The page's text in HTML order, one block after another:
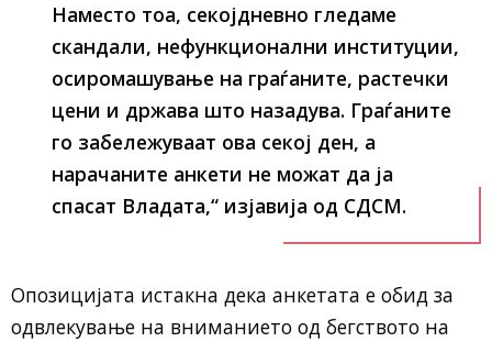
Наместо тоа, секојдневно гледаме
скандали, нефункционални институции,
осиромашување на граѓаните, растечки
цени и држава што назадува. Граѓаните
го забележуваат ова секој ден, а
нарачаните анкети не можат да ја
спасат Владата,“ изјавија од СДСМ.
Опозицијата истакна дека анкетата е обид за
одвлекување на вниманието од бегството на